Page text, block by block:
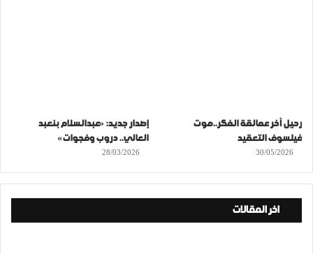
رحيل آخر عمالقة الفكر..موت
فيلسوف التعقيد
30/05/2026
إصدار جديد: «عبدالسلام بنعبد
العالي.. دروب وفجوات»
28/03/2026
اخر المقالات